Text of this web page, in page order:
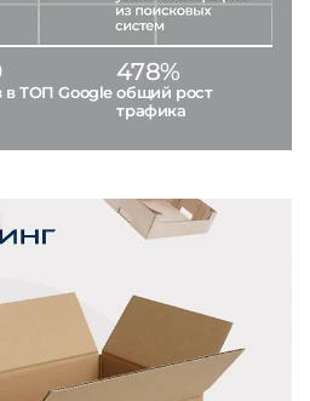
в ТОП Google
478%
общий рост
трафика